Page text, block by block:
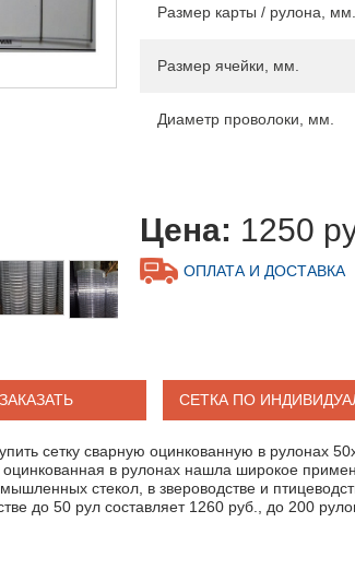
Размер карты / рулона, мм.
Размер ячейки, мм.
Диаметр проволоки, мм.
Цена: 1250
ОПЛАТА И ДОСТАВКА
ЗАКАЗАТЬ СЕТКА ПО
сетку сварную оцинкованную в рулонах
оцинкованная в рулонах нашла широкое
стекол, в звероводстве и
до 50 рул составляет 1260 руб., до 200